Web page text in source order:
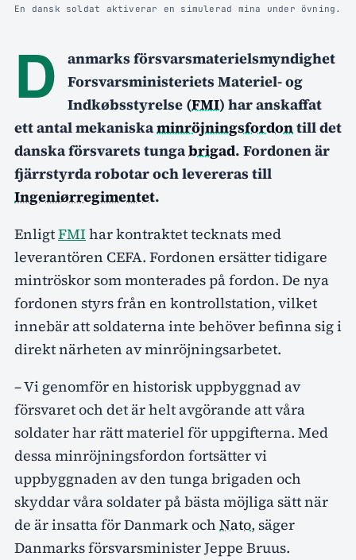
En dansk soldat aktiverar en simulerad mina under övning.
D
anmarks försvarsmaterielsmyndighet
Forsvarsministeriets Materiel- og
Indkøbsstyrelse (FMI) har anskaffat
ett antal mekaniskaminröjningsfordontill det
danska försvarets tungabrigad. Fordonen är
fjärrstyrda robotar och levereras till
Ingeniørregimentet.
EnligtFMI har kontraktet tecknats med
leverantören CEFA. Fordonen ersätter tidigare
mintröskor som monterades på fordon. De nya
fordonen styrs från en kontrollstation, vilket
innebär att soldaterna inte behöver befinna sig i
direkt närheten av minröjningsarbetet.
– Vi genomför en historisk uppbyggnad av
försvaret och det är helt avgörande att våra
soldater har rätt materiel för uppgifterna. Med
dessa minröjningsfordon fortsätter vi
uppbyggnaden av den tunga brigaden och
skyddar våra soldater på bästa möjliga sätt när
de är insatta för Danmark och Nato, säger
Danmarks försvarsminister Jeppe Bruus.